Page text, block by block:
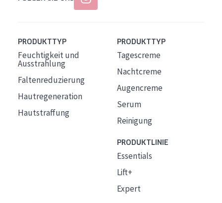
PRODUKTTYP
Feuchtigkeit und
Ausstrahlung
Faltenreduzierung
Hautregeneration
Hautstraffung
PRODUKTTYP
Tagescreme
Nachtcreme
Augencreme
Serum
Reinigung
PRODUKTLINIE
Essentials
Lift+
Expert